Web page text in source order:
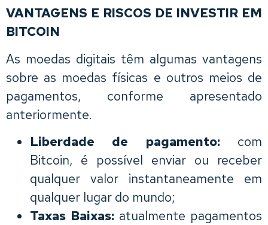
VANTAGENS E RISCOS DE INVESTIR EM
BITCOIN
As moedas digitais têm algumas vantagens
sobre as moedas físicas e outros meios de
pagamentos, conforme apresentado
anteriormente.
Liberdade de pagamento:com
Bitcoin, é possível enviar ou receber
qualquer valor instantaneamente em
qualquer lugar do mundo;
Taxas Baixas: atualmente pagamentos